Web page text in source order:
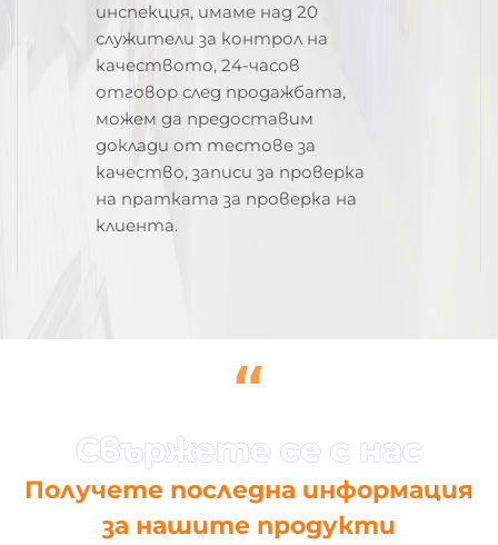
инспекция, имаме над 20
служители за контрол на
качеството, 24-часов
отговор след продажбата,
можем да предоставим
доклади от тестове за
качество, записи за проверка
на пратката за проверка на
клиента.
“
Получете последна информация
за нашите продукти